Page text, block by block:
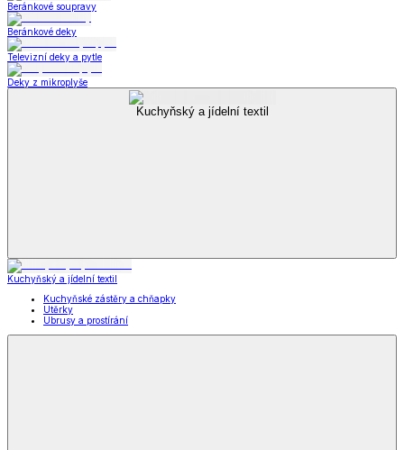
Beránkové soupravy
Beránkové deky
Televizní deky a pytle
Deky z mikroplyše
Kuchyňský a jídelní textil
Kuchyňský a jídelní textil
Kuchyňské zástěry a chňapky
Utěrky
Ubrusy a prostírání